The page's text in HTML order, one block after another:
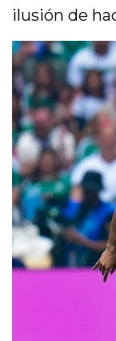
ilusión de